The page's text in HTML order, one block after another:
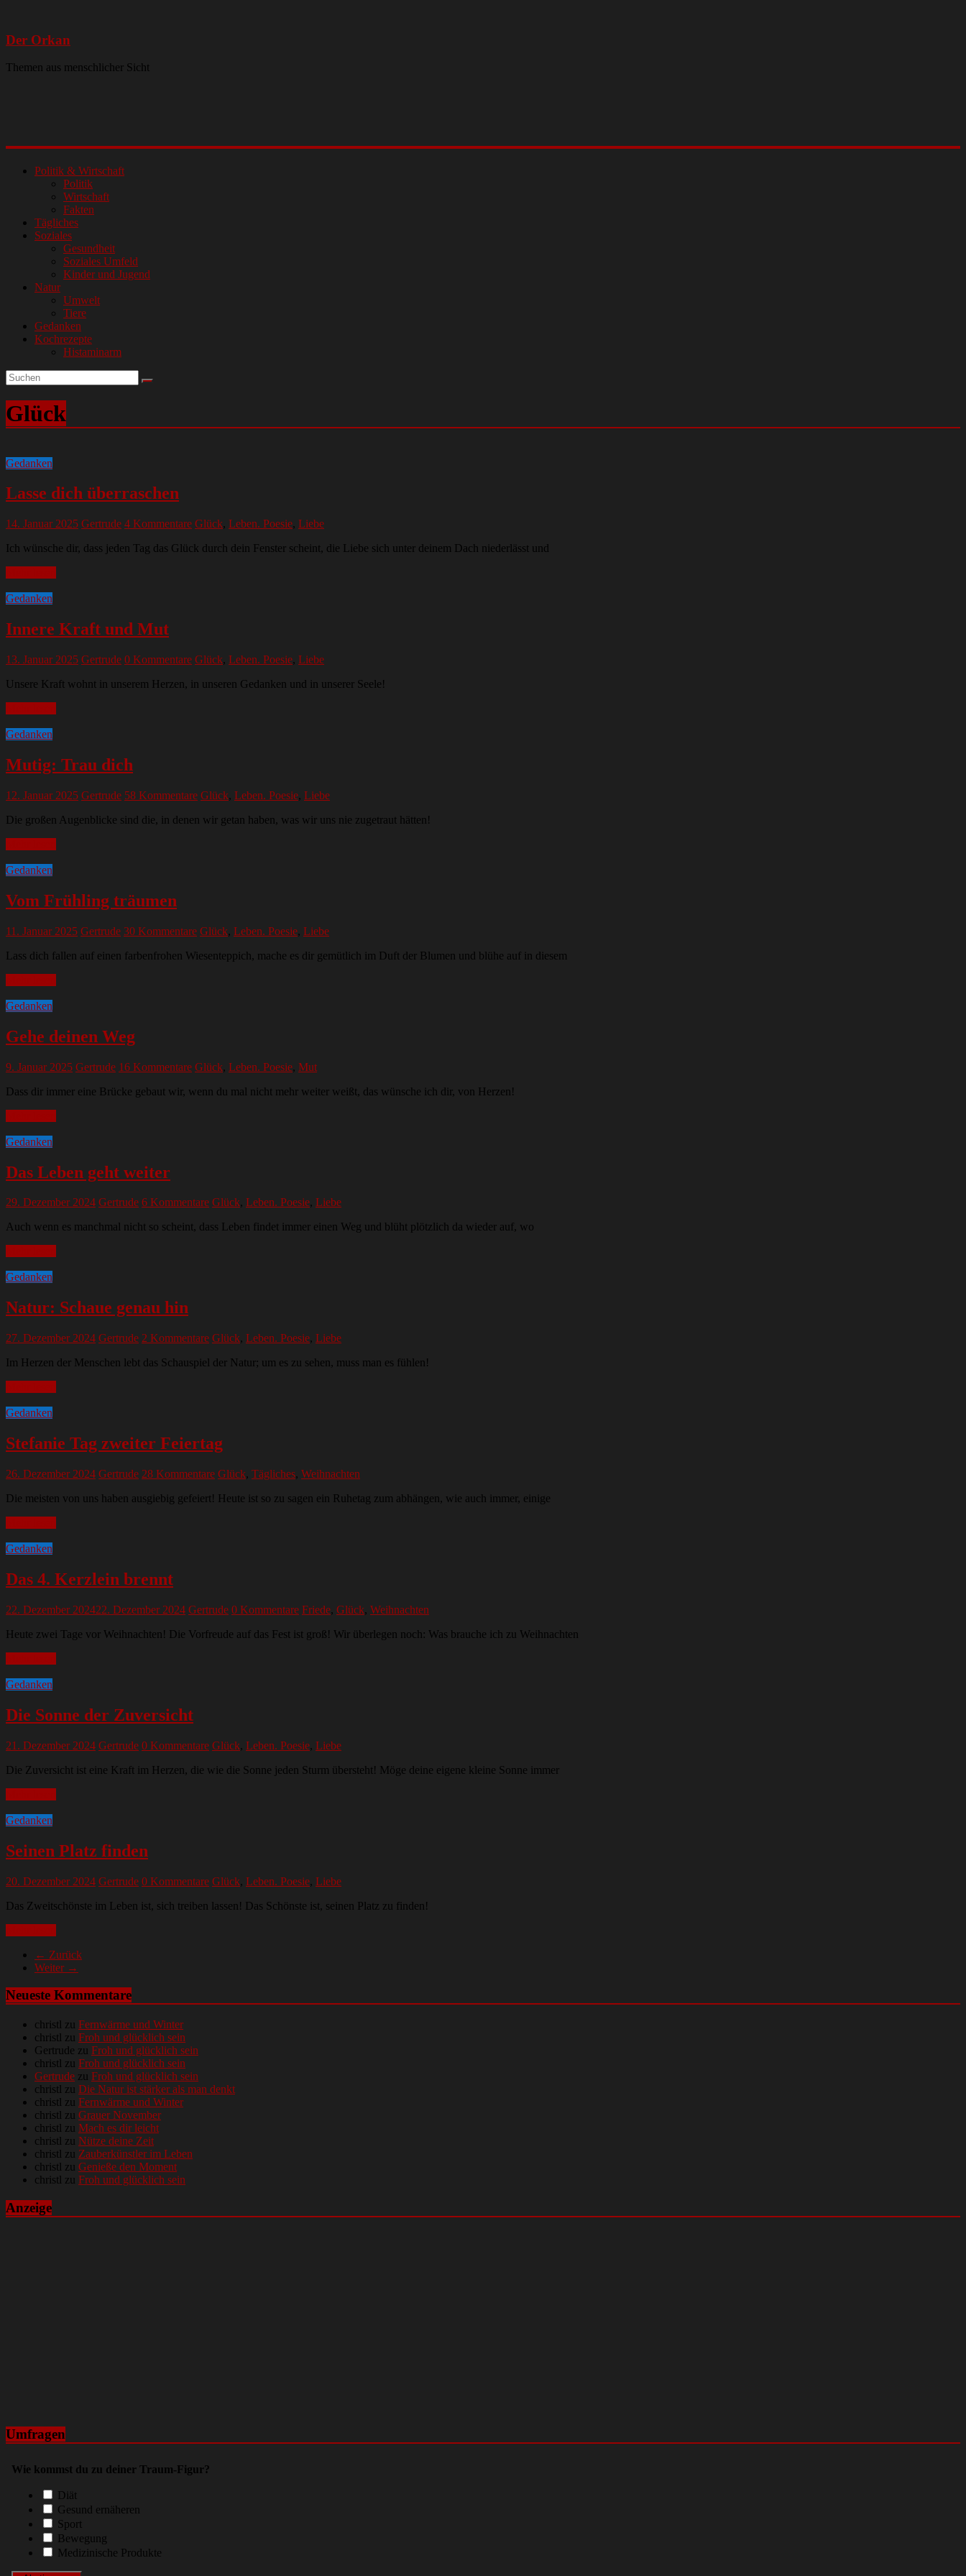
Der Orkan
Themen aus menschlicher Sicht
Politik & Wirtschaft
Politik
Wirtschaft
Fakten
Tägliches
Soziales
Gesundheit
Soziales Umfeld
Kinder und Jugend
Natur
Umwelt
Tiere
Gedanken
Kochrezepte
Histaminarm
Glück
Gedanken
Lasse dich überraschen
14. Januar 2025 Gertrude 4 Kommentare Glück, Leben. Poesie, Liebe
Ich wünsche dir, dass jeden Tag das Glück durch dein Fenster scheint, die Liebe sich unter deinem Dach niederlässt und
Gedanken
Innere Kraft und Mut
13. Januar 2025 Gertrude 0 Kommentare Glück, Leben. Poesie, Liebe
Unsere Kraft wohnt in unserem Herzen, in unseren Gedanken und in unserer Seele!
Gedanken
Mutig: Trau dich
12. Januar 2025 Gertrude 58 Kommentare Glück, Leben. Poesie, Liebe
Die großen Augenblicke sind die, in denen wir getan haben, was wir uns nie zugetraut hätten!
Gedanken
Vom Frühling träumen
11. Januar 2025 Gertrude 30 Kommentare Glück, Leben. Poesie, Liebe
Lass dich fallen auf einen farbenfrohen Wiesenteppich, mache es dir gemütlich im Duft der Blumen und blühe auf in diesem
Gedanken
Gehe deinen Weg
9. Januar 2025 Gertrude 16 Kommentare Glück, Leben. Poesie, Mut
Dass dir immer eine Brücke gebaut wir, wenn du mal nicht mehr weiter weißt, das wünsche ich dir, von Herzen!
Gedanken
Das Leben geht weiter
29. Dezember 2024 Gertrude 6 Kommentare Glück, Leben. Poesie, Liebe
Auch wenn es manchmal nicht so scheint, dass Leben findet immer einen Weg und blüht plötzlich da wieder auf, wo
Gedanken
Natur: Schaue genau hin
27. Dezember 2024 Gertrude 2 Kommentare Glück, Leben. Poesie, Liebe
Im Herzen der Menschen lebt das Schauspiel der Natur; um es zu sehen, muss man es fühlen!
Gedanken
Stefanie Tag zweiter Feiertag
26. Dezember 2024 Gertrude 28 Kommentare Glück, Tägliches, Weihnachten
Die meisten von uns haben ausgiebig gefeiert! Heute ist so zu sagen ein Ruhetag zum abhängen, wie auch immer, einige
Gedanken
Das 4. Kerzlein brennt
22. Dezember 202422. Dezember 2024 Gertrude 0 Kommentare Friede, Glück, Weihnachten
Heute zwei Tage vor Weihnachten! Die Vorfreude auf das Fest ist groß! Wir überlegen noch: Was brauche ich zu Weihnachten
Gedanken
Die Sonne der Zuversicht
21. Dezember 2024 Gertrude 0 Kommentare Glück, Leben. Poesie, Liebe
Die Zuversicht ist eine Kraft im Herzen, die wie die Sonne jeden Sturm übersteht! Möge deine eigene kleine Sonne immer
Gedanken
Seinen Platz finden
20. Dezember 2024 Gertrude 0 Kommentare Glück, Leben. Poesie, Liebe
Das Zweitschönste im Leben ist, sich treiben lassen! Das Schönste ist, seinen Platz zu finden!
← Zurück
Weiter →
Neueste Kommentare
christl zu Fernwärme und Winter
christl zu Froh und glücklich sein
Gertrude zu Froh und glücklich sein
christl zu Froh und glücklich sein
Gertrude zu Froh und glücklich sein
christl zu Die Natur ist stärker als man denkt
christl zu Fernwärme und Winter
christl zu Grauer November
christl zu Mach es dir leicht
christl zu Nütze deine Zeit
christl zu Zauberkünstler im Leben
christl zu Genieße den Moment
christl zu Froh und glücklich sein
Anzeige
Umfragen
Wie kommst du zu deiner Traum-Figur?
Diät
Gesund ernäheren
Sport
Bewegung
Medizinische Produkte